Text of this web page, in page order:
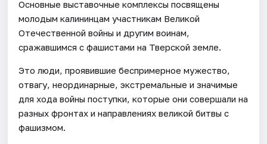
Основные выставочные комплексы посвящены
молодым калининцам участникам Великой
Отечественной войны и другим воинам,
сражавшимся с фашистами на Тверской земле.
Это люди, проявившие беспримерное мужество,
отвагу, неординарные, экстремальные и значимые
для хода войны поступки, которые они совершали на
разных фронтах и направлениях великой битвы с
фашизмом.